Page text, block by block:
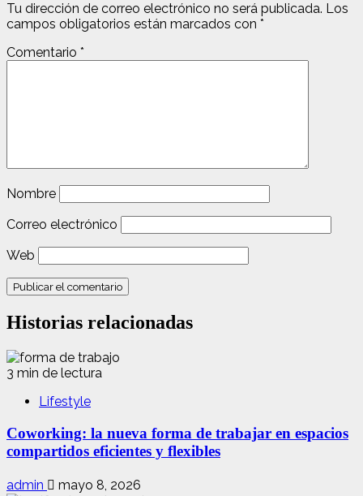
Tu dirección de correo electrónico no será publicada. Los
campos obligatorios están marcados con *
Comentario *
Nombre
Correo electrónico
Web
Historias relacionadas
3 min de lectura
Lifestyle
Coworking: la nueva forma de trabajar en espacios
compartidos eficientes y flexibles
admin mayo 8, 2026